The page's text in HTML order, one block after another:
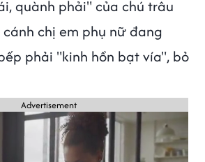
quành phải" của chú trâu
chị em phụ nữ đang
phải "kinh hồn bạt vía", bỏ
Advertisement